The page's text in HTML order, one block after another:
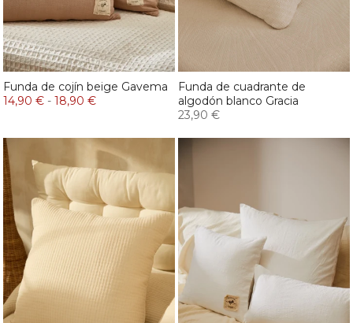
Funda de cojín beige Gavema
14,90 € - 18,90 €
Funda de cuadrante de
algodón blanco Gracia
23,90 €